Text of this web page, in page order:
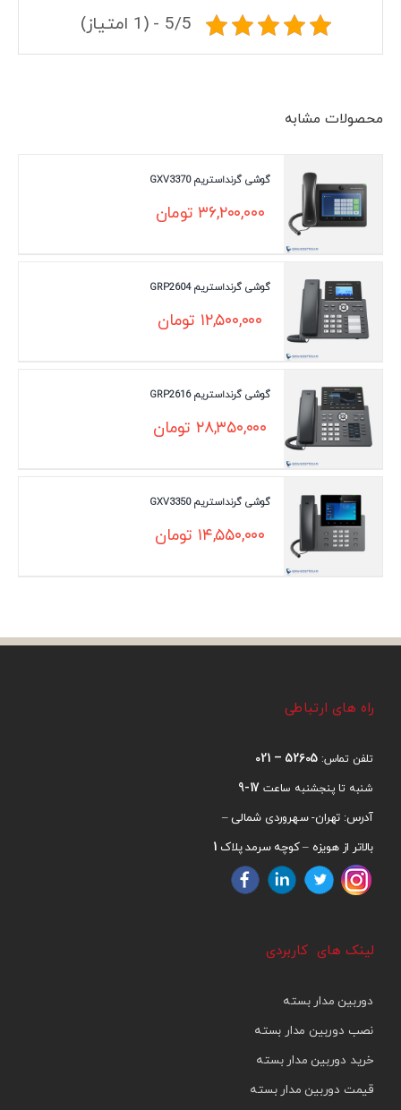
5/5 - (1 امتیاز)
محصولات مشابه
گوشی گرنداستریم GXV3370
۳۶,۲۰۰,۰۰۰ تومان
گوشی گرنداستریم GRP2604
۱۲,۵۰۰,۰۰۰ تومان
گوشی گرنداستریم GRP2616
۲۸,۳۵۰,۰۰۰ تومان
گوشی گرنداستریم GXV3350
۱۴,۵۵۰,۰۰۰ تومان
راه های ارتباطی
تلفن تماس: 52605 – 021
شنبه تا پنجشنبه ساعت 17-9
آدرس: تهران- سهروردی شمالی –
بالاتر از هویزه – کوچه سرمد پلاک 1
لینک های کاربردی
دوربین مدار بسته
نصب دوربین مدار بسته
خرید دوربین مدار بسته
قیمت دوربین مدار بسته